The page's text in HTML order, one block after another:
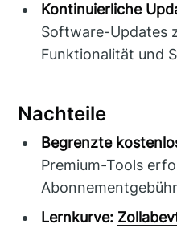
Kontinuierliche
Software-Updates
Funktionalität und
Nachteile
Begrenzte
Premium-Tools
Lernkurve: